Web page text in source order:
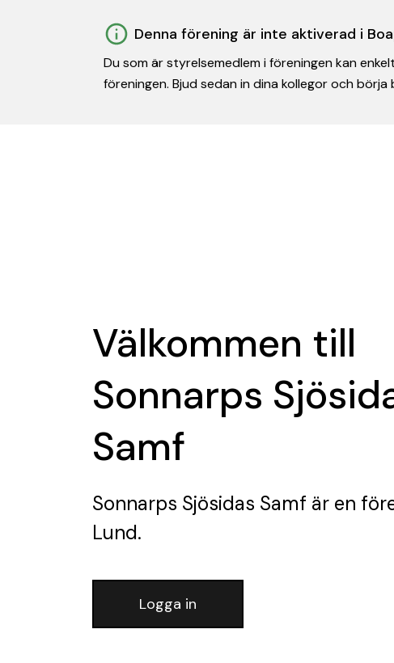
Denna förening är inte aktiverad i
Du som är styrelsemedlem i föreningen kan
föreningen. Bjud sedan in dina kollegor och börja
Välkommen till
Sonnarps
Samf
Sonnarps Sjösidas Samf är en
Lund.
Logga in